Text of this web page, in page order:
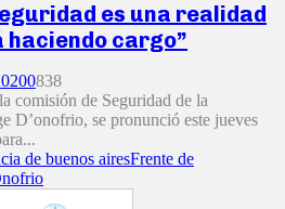
es una realidad
haciendo cargo”
0838
comisión de Seguridad de la
D’onofrio, se pronunció este jueves
de buenos airesFrente de